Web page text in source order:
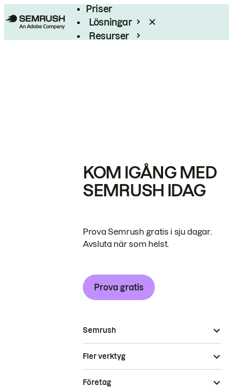
Priser
Lösningar
Resurser
KOM IGÅNG MED
SEMRUSH IDAG
Prova Semrush gratis i sju dagar.
Avsluta när som helst.
Prova gratis
Semrush
Fler verktyg
Företag